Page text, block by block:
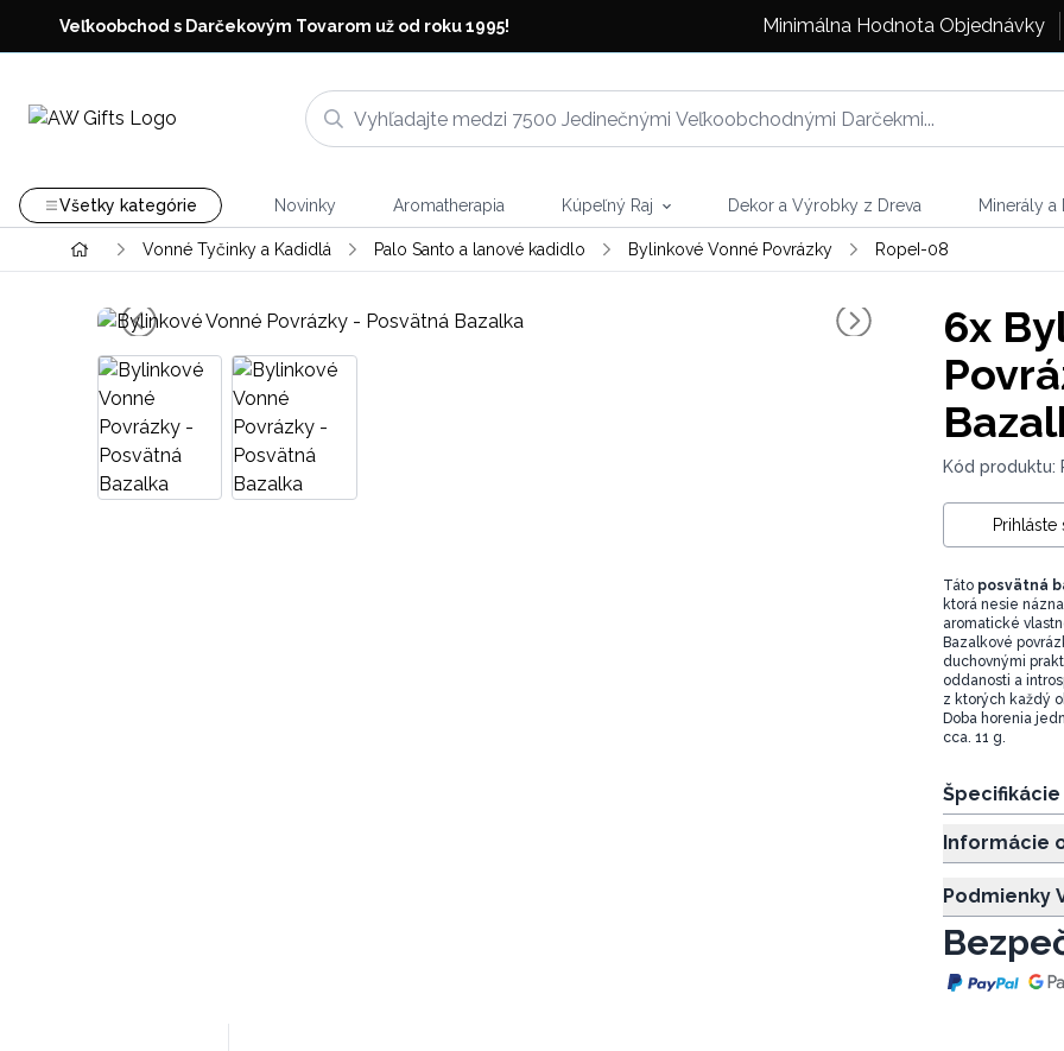
Veľkoobchod s Darčekovým Tovarom už od roku 1995! Minimálna Hodnota Objednávky
Všetky kategórie Novinky Aromatherapia Kúpeľný Raj Dekor a Výrobky z Dreva Minerály a
Vonné Tyčinky a Kadidlá Palo Santo a lanové kadidlo Bylinkové Vonné Povrázky RopeI-08
6x
Kód produktu:
Tátoposvätná
ktorá nesie
aromatické
Bazalkové
duchovnými
oddanosti a
z ktorých každý
Doba horenia
cca. 11 g.
Informácie
Podmienky